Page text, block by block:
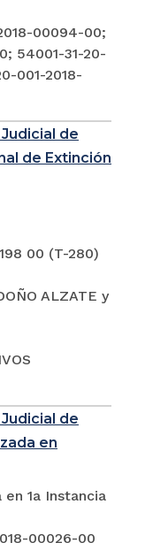
00094-00;
54001-31-20-
001-2018-
de
de Extinción
00 (T-280)
ALZATE y
de
en
en 1a Instancia
00026-00